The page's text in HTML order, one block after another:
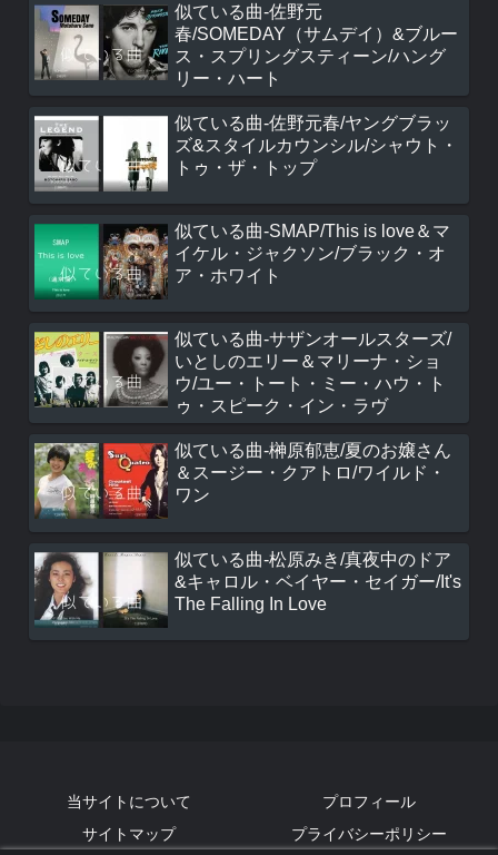
似ている曲-佐野元
春/SOMEDAY（サムデイ）&ブルー
ス・スプリングスティーン/ハング
リー・ハート
似ている曲-佐野元春/ヤングブラッ
ズ&スタイルカウンシル/シャウト・
トゥ・ザ・トップ
似ている曲-SMAP/This is love＆マ
イケル・ジャクソン/ブラック・オ
ア・ホワイト
似ている曲-サザンオールスターズ/
いとしのエリー＆マリーナ・ショ
ウ/ユー・トート・ミー・ハウ・ト
ゥ・スピーク・イン・ラヴ
似ている曲-榊原郁恵/夏のお嬢さん
＆スージー・クアトロ/ワイルド・
ワン
似ている曲-松原みき/真夜中のドア
&キャロル・ベイヤー・セイガー/It's
The Falling In Love
当サイトについて
プロフィール
サイトマップ
プライバシーポリシー